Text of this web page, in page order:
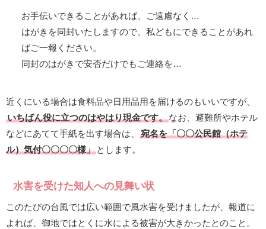
お手伝いできることがあれば、ご遠慮なく…
はがきを同封いたしますので、私どもにできることがあれ
ばご一報ください。
同封のはがきで安否だけでもご連絡を…
近くにいる場合は食料品や日用品用を届けるのもいいですが、
いちばん役に立つのはやはり現金です。なお、避難所やホテル
などにあてて手紙を出す場合は、
宛名を「〇〇公民館（ホテ
ル）気付〇〇〇〇様」とします。
水害を受けた知人への見舞い状
このたびの台風では広い範囲で風水害を受けましたが、報道に
よれば、御地ではとくに水による被害が大きかったとのこと。